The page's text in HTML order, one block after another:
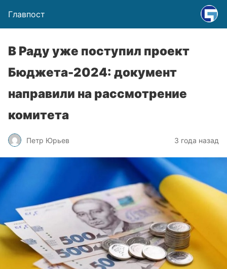
Главпост
В Раду уже поступил проект
Бюджета-2024: документ
направили на рассмотрение
комитета
Петр Юрьев 3 года назад